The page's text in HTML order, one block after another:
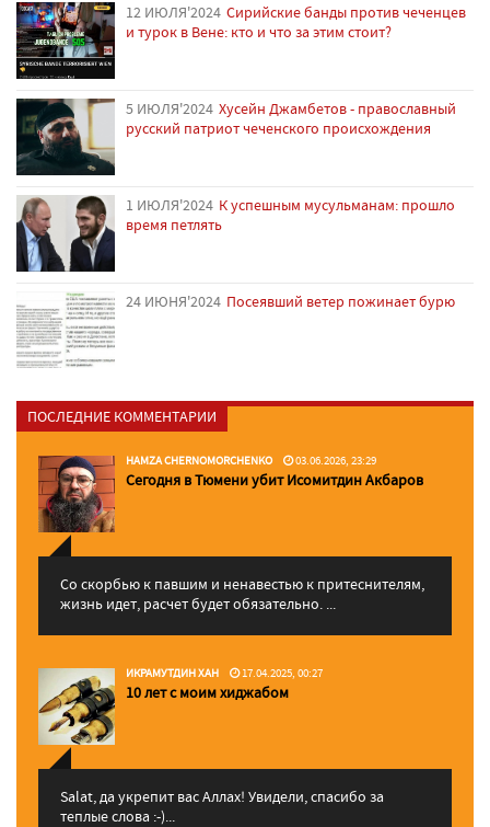
12 ИЮЛЯ'2024 Сирийские банды против чеченцев
и турок в Вене: кто и что за этим стоит?
5 ИЮЛЯ'2024 Хусейн Джамбетов - православный
русский патриот чеченского происхождения
1 ИЮЛЯ'2024 К успешным мусульманам: прошло
время петлять
24 ИЮНЯ'2024 Посеявший ветер пожинает бурю
ПОСЛЕДНИЕ КОММЕНТАРИИ
HAMZA CHERNOMORCHENKO 03.06.2026, 23:29
Сегодня в Тюмени убит Исомитдин Акбаров
Со скорбью к павшим и ненавестью к притеснителям,
жизнь идет, расчет будет обязательно. ...
ИКРАМУТДИН ХАН 17.04.2025, 00:27
10 лет с моим хиджабом
Salat, да укрепит вас Аллаx! Увидели, спасибо за
теплые слова :-)...